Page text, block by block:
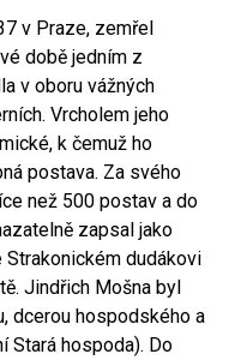
v Praze, zemřel
době jedním z
v oboru vážných
Vrcholem jeho
k čemuž ho
postava. Za svého
než 500 postav a do
zapsal jako
Strakonickém dudákovi
Jindřich Mošna byl
dcerou hospodského a
Stará hospoda). Do